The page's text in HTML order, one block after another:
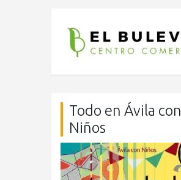
Todo en Ávila con
Niños